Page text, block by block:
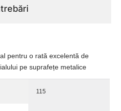
pentru o rată excelentă de
pe suprafețe metalice
115